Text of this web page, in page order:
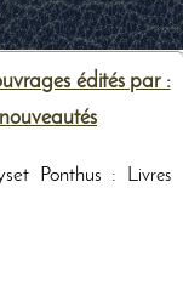
édités par :
Ponthus :
Livres